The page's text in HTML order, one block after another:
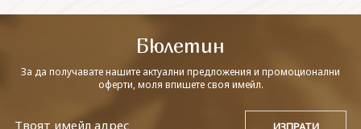
Бюлетин
За да получавате нашите актуални предложения и промоционални
оферти, моля впишете своя имейл.